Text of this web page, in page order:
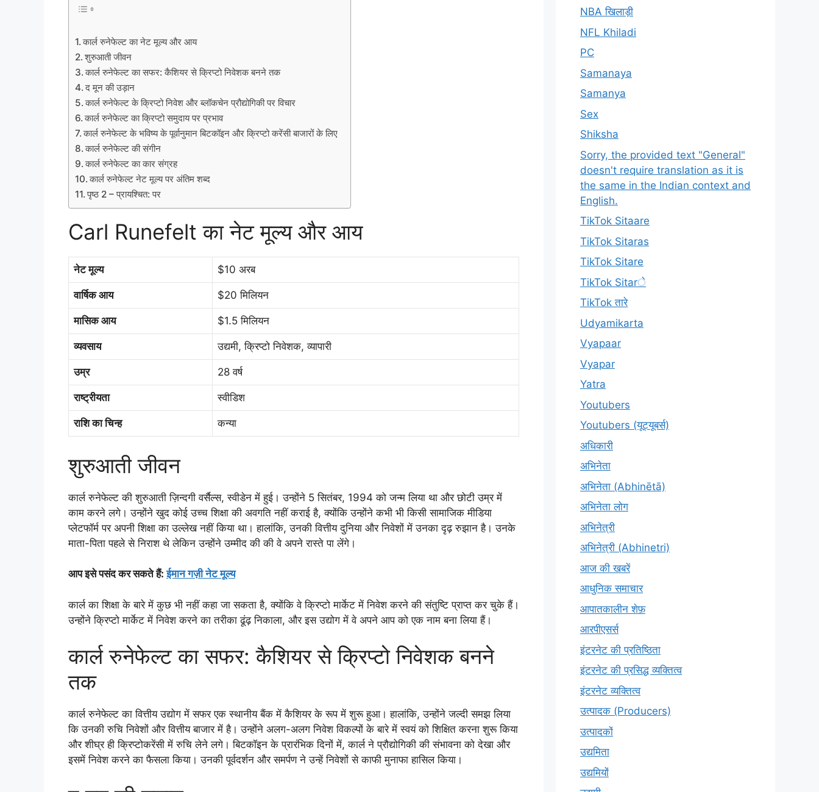
कार्ल रुनेफेल्ट का नेट मूल्य और आय
शुरुआती जीवन
कार्ल रुनेफेल्ट का सफर: कैशियर से क्रिप्टो निवेशक बनने तक
द मून की उड़ान
कार्ल रुनेफेल्ट के क्रिप्टो निवेश और ब्लॉकचेन प्रौद्योगिकी पर विचार
कार्ल रुनेफेल्ट का क्रिप्टो समुदाय पर प्रभाव
कार्ल रुनेफेल्ट के भविष्य के पूर्वानुमान बिटकॉइन और क्रिप्टो करेंसी बाजारों के लिए
कार्ल रुनेफेल्ट की संगीन
कार्ल रुनेफेल्ट का कार संग्रह
कार्ल रुनेफेल्ट नेट मूल्य पर अंतिम शब्द
पृष्ठ 2 – प्रायश्चित: पर
Carl Runefelt का नेट मूल्य और आय
नेट मूल्य $10 अरब
वार्षिक आय $20 मिलियन
मासिक आय $1.5 मिलियन
व्यवसाय उद्यमी, क्रिप्टो निवेशक, व्यापारी
उम्र 28 वर्ष
राष्ट्रीयता स्वीडिश
राशि का चिन्ह कन्या
शुरुआती जीवन
कार्ल रुनेफेल्ट की शुरुआती ज़िन्दगी वर्सैल्स, स्वीडेन में हुई। उन्होंने 5 सितंबर, 1994 को जन्म लिया था और छोटी उम्र में
काम करने लगे। उन्होंने खुद कोई उच्च शिक्षा की अवगति नहीं कराई है, क्योंकि उन्होंने कभी भी किसी सामाजिक मीडिया
प्लेटफॉर्म पर अपनी शिक्षा का उल्लेख नहीं किया था। हालांकि, उनकी वित्तीय दुनिया और निवेशों में उनका दृढ़ रुझान है। उनके
माता-पिता पहले से निराश थे लेकिन उन्होंने उम्मीद की की वे अपने रास्ते पा लेंगे।
आप इसे पसंद कर सकते हैं:ईमान गज़ी नेट मूल्य
कार्ल का शिक्षा के बारे में कुछ भी नहीं कहा जा सकता है, क्योंकि वे क्रिप्टो मार्केट में निवेश करने की संतुष्टि प्राप्त कर चुके हैं।
उन्होंने क्रिप्टो मार्केट में निवेश करने का तरीका ढूंढ़ निकाला, और इस उद्योग में वे अपने आप को एक नाम बना लिया हैं।
कार्ल रुनेफेल्ट का सफर: कैशियर से क्रिप्टो निवेशक बनने
तक
कार्ल रुनेफेल्ट का वित्तीय उद्योग में सफर एक स्थानीय बैंक में कैशियर के रूप में शुरू हुआ। हालांकि, उन्होंने जल्दी समझ लिया
कि उनकी रुचि निवेशों और वित्तीय बाजार में है। उन्होंने अलग-अलग निवेश विकल्पों के बारे में स्वयं को शिक्षित करना शुरू किया
और शीघ्र ही क्रिप्टोकरेंसी में रुचि लेने लगे। बिटकॉइन के प्रारंभिक दिनों में, कार्ल ने प्रौद्योगिकी की संभावना को देखा और
इसमें निवेश करने का फैसला किया। उनकी पूर्वदर्शन और समर्पण ने उन्हें निवेशों से काफी मुनाफा हासिल किया।
NBA खिलाड़ी
NFL Khiladi
PC
Samanaya
Samanya
Sex
Shiksha
Sorry, the provided text "General"
doesn't require translation as it is
the same in the Indian context and
English.
TikTok Sitaare
TikTok Sitaras
TikTok Sitare
TikTok Sitarे
TikTok तारे
Udyamikarta
Vyapaar
Vyapar
Yatra
Youtubers
Youtubers (यूट्यूबर्स)
अधिकारी
अभिनेता
अभिनेता (Abhinētā)
अभिनेता लोग
अभिनेत्री
अभिनेत्री (Abhinetri)
आज की खबरें
आधुनिक समाचार
आपातकालीन शेफ़
आरपीएसर्स
इंटरनेट की प्रतिष्ठिता
इंटरनेट की प्रसिद्ध व्यक्तित्व
इंटरनेट व्यक्तित्व
उत्पादक (Producers)
उत्पादकों
उद्यमिता
उद्यमियों